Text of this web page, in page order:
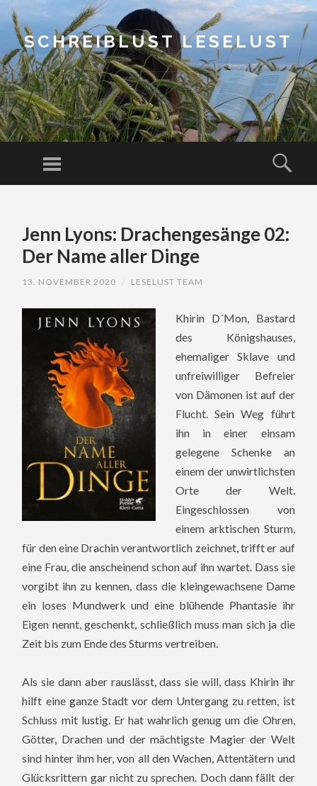
SCHREIBLUST LESELUST
Menu
CONTENT
Jenn Lyons: Drachengesänge 02:
Der Name aller Dinge
13. NOVEMBER 2020 LESELUST TEAM
Khirin D´Mon, Bastard
des Königshauses,
ehemaliger Sklave und
unfreiwilliger Befreier
von Dämonen ist auf der
Flucht. Sein Weg führt
ihn in einer einsam
gelegene Schenke an
einem der unwirtlichsten
Orte der Welt.
Eingeschlossen von
einem arktischen Sturm,
für den eine Drachin verantwortlich zeichnet, trifft er auf
eine Frau, die anscheinend schon auf ihn wartet. Dass sie
vorgibt ihn zu kennen, dass die kleingewachsene Dame
ein loses Mundwerk und eine blühende Phantasie ihr
Eigen nennt, geschenkt, schließlich muss man sich ja die
Zeit bis zum Ende des Sturms vertreiben.
Als sie dann aber rauslässt, dass sie will, dass Khirin ihr
hilft eine ganze Stadt vor dem Untergang zu retten, ist
Schluss mit lustig. Er hat wahrlich genug um die Ohren,
Götter, Drachen und der mächtigste Magier der Welt
sind hinter ihm her, von all den Wachen, Attentätern und
Glücksrittern gar nicht zu sprechen. Doch dann fällt der